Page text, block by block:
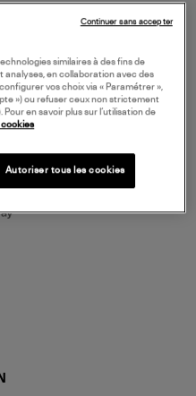
similaires à des fins de
en collaboration avec des
vos choix via « Paramétrer »,
») ou refuser ceux non strictement
en savoir plus sur l’utilisation de
Autoriser tous les cookies
Continuer sans accepter